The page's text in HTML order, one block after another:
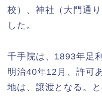
校）、神社（大門通
した。
千手院は、1893年足
明治40年12月、許可
地は、譲渡となる。